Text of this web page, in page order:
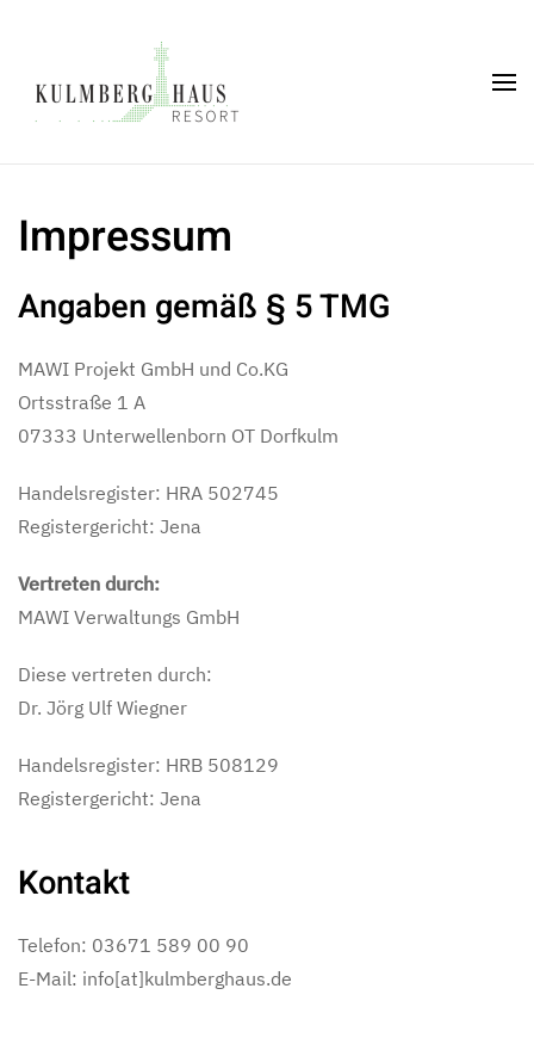
Skip to main content
Impressum
Angaben gemäß § 5 TMG
MAWI Projekt GmbH und Co.KG
Ortsstraße 1 A
07333 Unterwellenborn OT Dorfkulm
Handelsregister: HRA 502745
Registergericht: Jena
Vertreten durch:
MAWI Verwaltungs GmbH
Diese vertreten durch:
Dr. Jörg Ulf Wiegner
Handelsregister: HRB 508129
Registergericht: Jena
Kontakt
Telefon: 03671 589 00 90
E-Mail: info[at]kulmberghaus.de